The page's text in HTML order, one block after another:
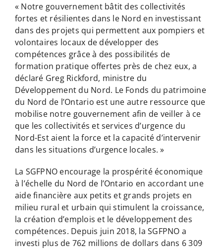
« Notre gouvernement bâtit des collectivités
fortes et résilientes dans le Nord en investissant
dans des projets qui permettent aux pompiers et
volontaires locaux de développer des
compétences grâce à des possibilités de
formation pratique offertes près de chez eux, a
déclaré Greg Rickford, ministre du
Développement du Nord. Le Fonds du patrimoine
du Nord de l’Ontario est une autre ressource que
mobilise notre gouvernement afin de veiller à ce
que les collectivités et services d’urgence du
Nord-Est aient la force et la capacité d’intervenir
dans les situations d’urgence locales. »
La SGFPNO encourage la prospérité économique
à l’échelle du Nord de l’Ontario en accordant une
aide financière aux petits et grands projets en
milieu rural et urbain qui stimulent la croissance,
la création d’emplois et le développement des
compétences. Depuis juin 2018, la SGFPNO a
investi plus de 762 millions de dollars dans 6 309